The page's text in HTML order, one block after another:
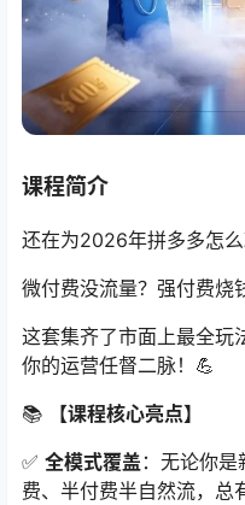
课程简介
还在为2026年拼多多怎
微付费没流量？强付费烧
这套集齐了市面上最全玩
你的运营任督二脉！💪
📚
【课程核心亮点】
✅ 全模式覆盖 ：无论你
费、半付费半自然流，总